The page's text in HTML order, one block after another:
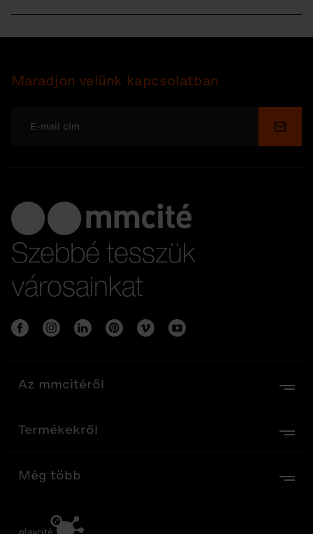
Maradjon velünk kapcsolatban
Szebbé tesszük
városainkat
Az mmcitéről
Termékekről
Még több